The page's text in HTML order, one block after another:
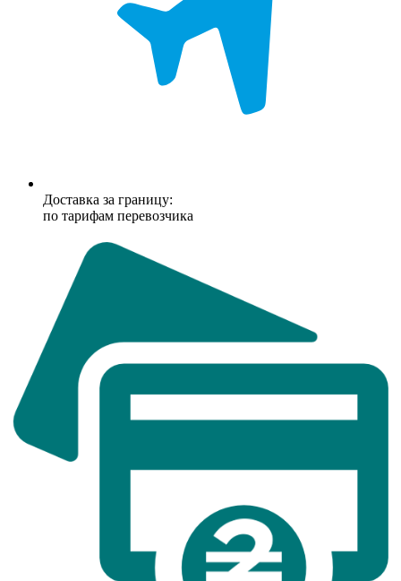
Доставка за границу:
по тарифам перевозчика